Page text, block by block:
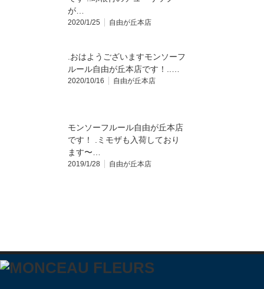
が…
2020/1/25 自由が丘本店
.おはようございます️モンソーフ
ルール自由が丘本店です！..…
2020/10/16 自由が丘本店
モンソーフルール自由が丘本店
です！ .ミモザも入荷しており
ます〜…
2019/1/28 自由が丘本店